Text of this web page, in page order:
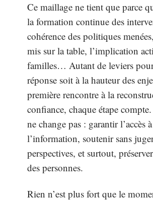
Ce maillage ne tient que parce
la formation continue des
cohérence des politiques
mis sur la table, l’implication
familles… Autant de leviers
réponse soit à la hauteur des
première rencontre à la
confiance, chaque étape
ne change pas : garantir l’accès à
l’information, soutenir sans
perspectives, et surtout,
des personnes.
Rien n’est plus fort que le